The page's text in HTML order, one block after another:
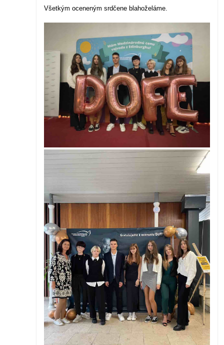
Všetkým oceneným srdčene blahoželáme.